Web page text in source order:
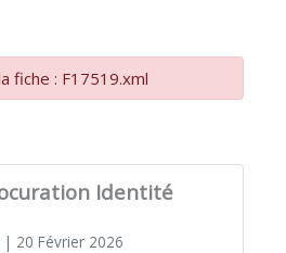
fiche : F17519.xml
Identité
| 20 Février 2026